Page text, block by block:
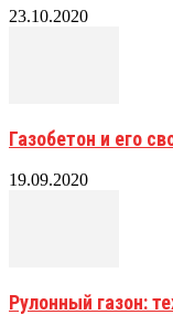
23.10.2020
Газобетон и его
19.09.2020
Рулонный газон: